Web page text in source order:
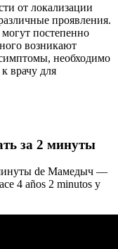
от локализации
проявления.
постепенно
возникают
необходимо
врачу для
за 2 минуты
минуты de Мамедыч —
4 años 2 minutos y